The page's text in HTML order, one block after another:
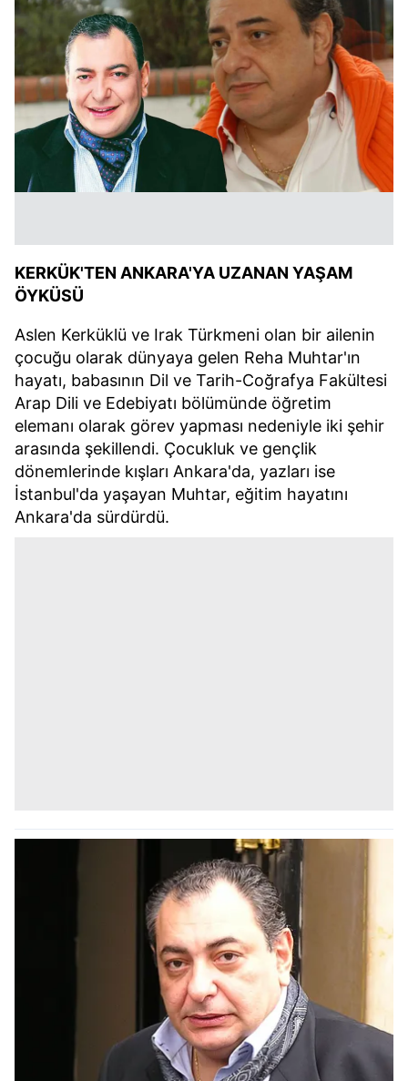
KERKÜK'TEN ANKARA'YA UZANAN YAŞAM
ÖYKÜSÜ
Aslen Kerküklü ve Irak Türkmeni olan bir ailenin
çocuğu olarak dünyaya gelen Reha Muhtar'ın
hayatı, babasının Dil ve Tarih-Coğrafya Fakültesi
Arap Dili ve Edebiyatı bölümünde öğretim
elemanı olarak görev yapması nedeniyle iki şehir
arasında şekillendi. Çocukluk ve gençlik
dönemlerinde kışları Ankara'da, yazları ise
İstanbul'da yaşayan Muhtar, eğitim hayatını
Ankara'da sürdürdü.